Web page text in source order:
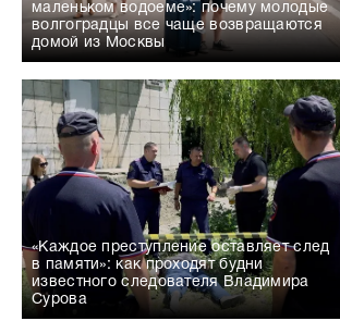
маленьком водоеме»: почему молодые
волгоградцы все чаще возвращаются
домой из Москвы
«Каждое преступление оставляет след
в памяти»: как проходят будни
известного следователя Владимира
Сурова